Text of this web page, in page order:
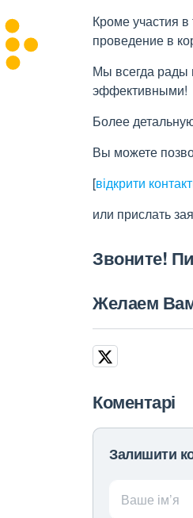
Кроме участия
проведение в
Мы всегда рады
эффективными!
Более
Вы можете
[відкрити
или прислать
Звоните!
Желаем
Коментарі
Залишити
Ваше ім’я